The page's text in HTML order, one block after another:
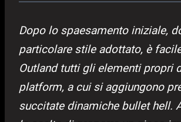
Dopo lo spaesamento iniziale,
particolare stile adottato, è
Outland tutti gli elementi propri
platform, a cui si aggiungono
succitate dinamiche bullet hell.